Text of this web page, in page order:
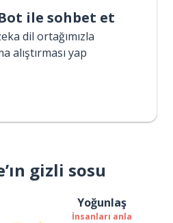
ile sohbet et
dil ortağımızla
alıştırması yap
gizli sosu
Yoğunlaş
İnsanları anla